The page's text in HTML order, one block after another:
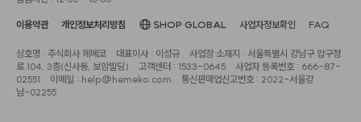
이용약관 개인정보처리방침 SHOP GLOBAL 사업자정보확인 FAQ
상호명 : 주식회사 헤메코 대표이사 : 이성규
사업장 소재지 : 서울특별시 강남구 압구정
로 104, 3층(신사동, 보암빌딩)
고객센터 : 1533-0645
사업자 등록번호 : 666-87-
02551
이메일 : help@hemeko.com
통신판매업신고번호 : 2022-서울강
남-02255